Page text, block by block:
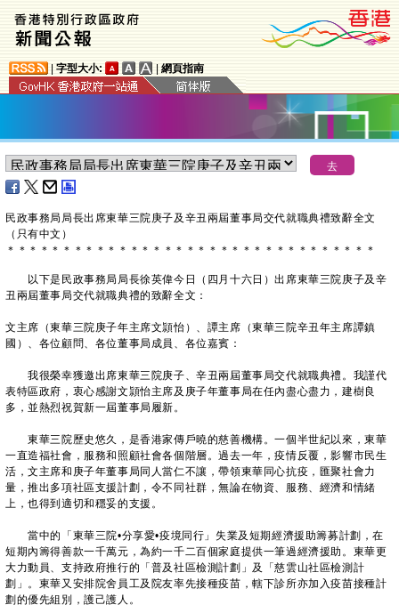
字型大小: 網頁指南
民政事務局局長出席東華三院庚子及辛丑兩屆董事局交代就職典禮致辭全文
（只有中文）
＊ ＊ ＊ ＊ ＊ ＊ ＊ ＊ ＊ ＊ ＊ ＊ ＊ ＊ ＊ ＊ ＊ ＊ ＊ ＊ ＊ ＊ ＊ ＊ ＊ ＊ ＊ ＊ ＊ ＊ ＊ ＊ ＊
以下是民政事務局局長徐英偉今日（四月十六日）出席東華三院庚子及辛
丑兩屆董事局交代就職典禮的致辭全文：
文主席（東華三院庚子年主席文頴怡）、譚主席（東華三院辛丑年主席譚鎮
國）、各位顧問、各位董事局成員、各位嘉賓：
我很榮幸獲邀出席東華三院庚子、辛丑兩屆董事局交代就職典禮。我謹代
表特區政府，衷心感謝文頴怡主席及庚子年董事局在任內盡心盡力，建樹良
多，並熱烈祝賀新一屆董事局履新。
東華三院歷史悠久，是香港家傳戶曉的慈善機構。一個半世紀以來，東華
一直造福社會，服務和照顧社會各個階層。過去一年，疫情反覆，影響市民生
活，文主席和庚子年董事局同人當仁不讓，帶領東華同心抗疫，匯聚社會力
量，推出多項社區支援計劃，令不同社群，無論在物資、服務、經濟和情緒
上，也得到適切和穩妥的支援。
當中的「東華三院•分享愛•疫境同行」失業及短期經濟援助籌募計劃，在
短期內籌得善款一千萬元，為約一千二百個家庭提供一筆過經濟援助。東華更
大力動員、支持政府推行的「普及社區檢測計劃」及「慈雲山社區檢測計
劃」。東華又安排院舍員工及院友率先接種疫苗，轄下診所亦加入疫苗接種計
劃的優先組別，護己護人。